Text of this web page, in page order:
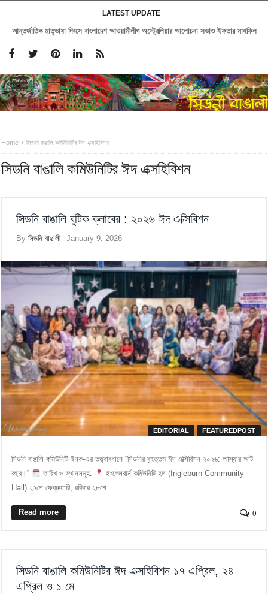
LATEST UPDATE
আন্তর্জাতিক মাতৃভাষা দিবসে বাংলাদেশ আওয়ামীলীগ অস্ট্রেলিয়ার আলোচনা সভাও ইফতার মাহফিল
Home সিডনি বাঙালি কমিউনিটির ঈদ এক্সহিবিশন
সিডনি বাঙালি কমিউনিটির ঈদ এক্সহিবিশন
সিডনি বাঙালি বুটিক ক্লাবের : ২০২৬ ঈদ এক্সিবিশন
Byসিডনি বাঙালী January 9, 2026
EDITORIAL FEATUREDPOST
সিডনি বাঙালি কমিউনিটি ইনক-এর তত্ত্বাবধানে “সিডনির বৃহত্তম ঈদ এক্সিবিশন ২০২৬: আস্থার আট
বছর।” ​
তারিখ ও স্থানসমূহ: ​
ইংগেলবার্ন কমিউনিটি হল (Ingleburn Community
Hall) ​২২শে ফেব্রুয়ারি, রবিবার ​২৮শে ...
Read more 0
সিডনি বাঙালি কমিউনিটির ঈদ এক্সহিবিশন ১৭ এপ্রিল, ২৪
এপ্রিল ও ১ মে